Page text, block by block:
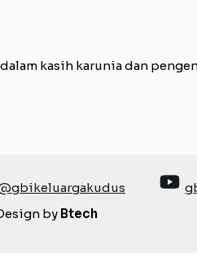
kasih karunia dan
by Btech